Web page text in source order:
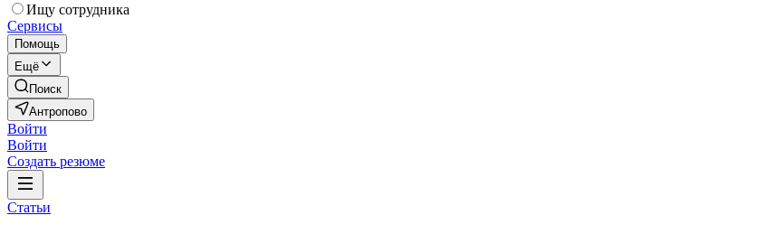
Ищу сотрудника
Сервисы
Помощь
Ещё
Поиск
Антропово
Войти
Войти
Создать резюме
Статьи